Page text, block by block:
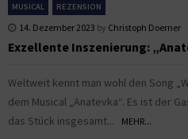
MUSICAL REZENSION
14. Dezember 2023 by Christoph Doerner
Exzellente Inszenierung:
Weltweit kennt man wohl den Song
dem Musical „Anatevka“. Es ist der
das Stück insgesamt...
MEHR...